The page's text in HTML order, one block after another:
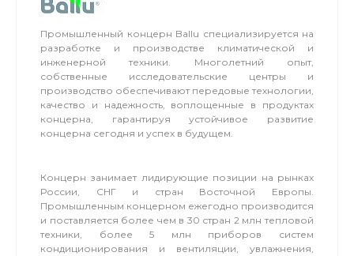
Промышленный концерн Ballu специализируется на
разработке и производстве климатической и
инженерной техники. Многолетний опыт,
собственные исследовательские центры и
производство обеспечивают передовые технологии,
качество и надежность, воплощенные в продуктах
концерна, гарантируя устойчивое развитие
концерна сегодня и успех в будущем.
Концерн занимает лидирующие позиции на рынках
России, СНГ и стран Восточной Европы.
Промышленным концерном ежегодно производится
и поставляется более чем в 30 стран 2 млн тепловой
техники, более 5 млн приборов систем
кондиционирования и вентиляции, увлажнения,